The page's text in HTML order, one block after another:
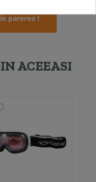
parerea !
ACEEASI